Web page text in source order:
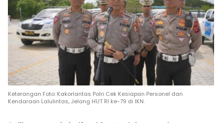
Keterangan Foto: Kakorlantas Polri Cek Kesiapan Personel dan
Kendaraan Lalulintas, Jelang HUT RI ke-79 di IKN.